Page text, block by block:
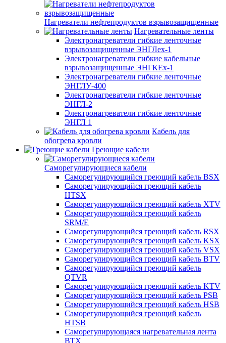
Нагреватели нефтепродуктов взрывозащищенные
Нагревательные ленты
Электронагреватели гибкие ленточные
взрывозащищенные ЭНГЛех-1
Электронагреватели гибкие кабельные
взрывозащищенные ЭНГКЕх-1
Электронагреватели гибкие ленточные
ЭНГЛУ-400
Электронагреватели гибкие ленточные
ЭНГЛ-2
Электронагреватели гибкие ленточные
ЭНГЛ 1
Кабель для
обогрева кровли
Греющие кабели
Саморегулирующиеся кабели
Саморегулирующийся греющий кабель BSX
Саморегулирующийся греющий кабель
HTSX
Саморегулирующийся греющий кабель XTV
Саморегулирующийся греющий кабель
SRM/E
Саморегулирующийся греющий кабель RSX
Саморегулирующийся греющий кабель KSX
Саморегулирующийся греющий кабель VSX
Саморегулирующийся греющий кабель BTV
Саморегулирующийся греющий кабель
QTVR
Саморегулирующийся греющий кабель KTV
Саморегулирующийся греющий кабель PSB
Саморегулирующийся греющий кабель HSB
Саморегулирующийся греющий кабель
HTSB
Саморегулирующаяся нагревательная лента
ВТХ